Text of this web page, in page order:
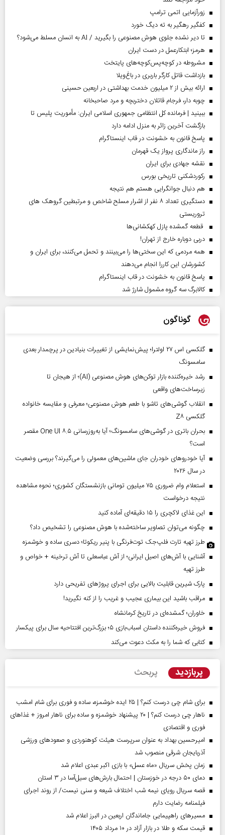
زورآزمایی اتمی ترامپ
کفگیر رهگیر به ته دیگ خورد
تا دیر نشده جلوی هوش مصنوعی را بگیرید / AI به انسان مسلط می‌شود؟
هرمز؛ ابتکارعمل در دست ایران
مشروطه در کوچه‌پس‌کوچه‌های پایتخت
بازداشت قاتل کارگر باربری در باغ‌ویلا
ارائه بیش از ۲ میلیون خدمت بهداشتی در اربعین حسینی
چوبه دار، فرجام قاتلان دختربچه و مرد صاحبخانه
ببینید | فرمانده کل انتظامی جمهوری اسلامی ایران­: مأموریت پلیس تا
بازگشت آخرین زائر به منزل ادامه دارد
پاسخ قانون به خشونت در قاب اینستاگرام
راز ماندگاری پرواز یک قهرمان
نقشه جهادی برای ایران
رکوردشکنی تاریخی بورس
هم دنبال جوانگرایی هستم هم نتیجه
دستگیری تعداد ۸ نفر از اشرار مسلح شاخص و مرتبطین گروهک های
تروریستی
قطعه گمشده پازل کهکشانی‌ها
دربی دوباره خارج از تهران!
همه مردمی که این سختی‌ها را می‌بینند و تحمل می‌کنند، برای ایران و
کشورشان این کاررا انجام می‌دهند
پاسخ قانون به خشونت در قاب اینستاگرام
کالابرگ سه گروه مشمول شارژ شد
گوناگون
گلکسی اس ۲۷ اولترا؛ پیش‌نمایشی از تغییرات بنیادین در پرچمدار بعدی
سامسونگ
رشد خیره‌کننده بازار توکن‌های هوش مصنوعی (AI)؛ از هیجان تا
زیرساخت‌های واقعی
انقلاب گوشی‌های تاشو‌ با طعم هوش مصنوعی؛ معرفی و مقایسه خانواده
گلکسی Z۸
بحران باتری در گوشی‌های سامسونگ؛ آیا به‌روزرسانی One UI ۸.۵ مقصر
است؟
آیا خودروهای خودران جای ماشین‌های معمولی را می‌گیرند؟ بررسی وضعیت
در سال ۲۰۲۶
استعلام وام ضروری ۷۵ میلیون تومانی بازنشستگان کشوری؛ نحوه مشاهده
نتیجه درخواست
این غذای لاکچری را ۱۵ دقیقه‌ای آماده کنید
چگونه می‌توان تصاویر ساخته‌شده با هوش مصنوعی را تشخیص داد؟
طرز تهیه تارت فلپ‌جک توت‌فرنگی با پنیر ریکوتا؛ دسری ساده و خوشمزه
آشنایی با آش‌های اصیل ایرانی؛ از آش عباسعلی تا آش ترخینه + خواص و
طرز تهیه
پارک شیرین قابلیت‌ بالایی برای اجرای پروژهای تفریحی دارد
مراقب باشید این بیماری عجیب و غریب را از کنه نگیرید!
خاوران؛ گمشده‌ای در تاریخ کرمانشاه
فروش خیره‌کننده داستان اسباب‌بازی ۵؛ بزرگ‌ترین افتتاحیه سال برای پیکسار
کتابی که شما را به مکث دعوت می‌کند
پربازدید پربحث
برای شام چی درست کنم؟ | ۲۵ ایده خوشمزه، ساده و فوری برای شام امشب
ناهار چی درست کنم؟ | ۲۰ پیشنهاد خوشمزه و ساده برای ناهار امروز + غذاهای
فوری و اقتصادی
امیرحسین بهداد به عنوان سرپرست هیئت کوهنوردی و صعودهای ورزشی
آذربایجان شرقی منصوب شد
زمان پخش سریال «ماه عسل» با بازی اکبر عبدی اعلام شد
دمای ۵۰ درجه در خوزستان | احتمال بارش‌های سیل‌آسا در ۳ استان
قصه سریال رویای نیمه شب اختلاف شیعه و سنی نیست/ از روند اجرای
فیلمنامه رضایت دارم
مسیر‌های راهپیمایی جاماندگان اربعین در البرز اعلام شد
قیمت سکه و طلا در بازار آزاد در ۱۰ مرداد ۱۴۰۵